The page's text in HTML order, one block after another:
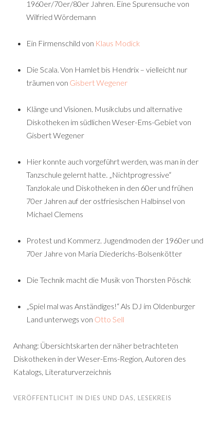
1960er/70er/80er Jahren. Eine Spurensuche von
Wilfried Wördemann
Ein Firmenschild von Klaus Modick
Die Scala. Von Hamlet bis Hendrix – vielleicht nur
träumen von Gisbert Wegener
Klänge und Visionen. Musikclubs und alternative
Diskotheken im südlichen Weser-Ems-Gebiet von
Gisbert Wegener
Hier konnte auch vorgeführt werden, was man in der
Tanzschule gelernt hatte. „Nichtprogressive“
Tanzlokale und Diskotheken in den 60er und frühen
70er Jahren auf der ostfriesischen Halbinsel von
Michael Clemens
Protest und Kommerz. Jugendmoden der 1960er und
70er Jahre von Maria Diederichs-Bolsenkötter
Die Technik macht die Musik von Thorsten Pöschk
„Spiel mal was Anständiges!“ Als DJ im Oldenburger
Land unterwegs von Otto Sell
Anhang: Übersichtskarten der näher betrachteten
Diskotheken in der Weser-Ems-Region, Autoren des
Katalogs, Literaturverzeichnis
VERÖFFENTLICHT IN DIES UND DAS, LESEKREIS